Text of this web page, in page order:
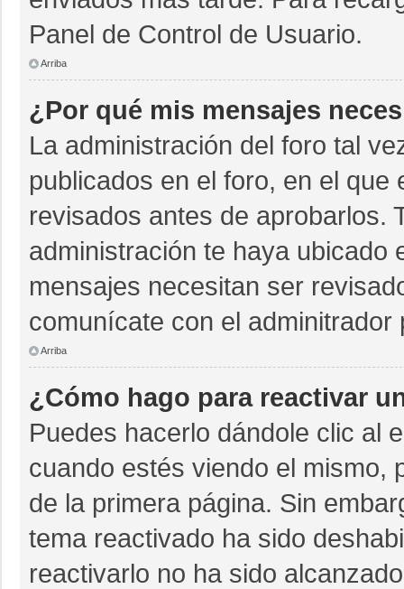
Panel de Control de Usuario.
Arriba
¿Por qué mis mensajes
La administración del foro tal
publicados en el foro, en el
revisados antes de aprobarlos.
administración te haya ubicado
mensajes necesitan ser
comunícate con el
Arriba
¿Cómo hago para reactivar
Puedes hacerlo dándole clic al
cuando estés viendo el mismo,
de la primera página. Sin
tema reactivado ha sido
reactivarlo no ha sido